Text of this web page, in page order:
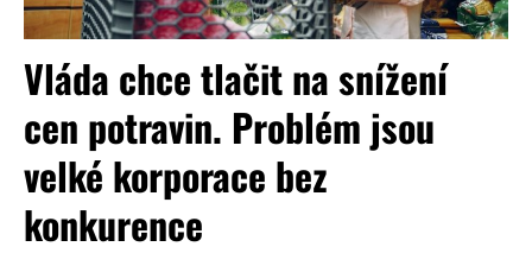
Vláda chce tlačit na snížení
cen potravin. Problém jsou
velké korporace bez
konkurence